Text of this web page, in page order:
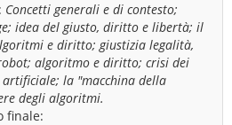
Concetti generali e di contesto;
idea del giusto, diritto e libertà; il
e diritto; giustizia legalità,
algoritmo e diritto; crisi dei
la "macchina della
degli algoritmi.
finale: